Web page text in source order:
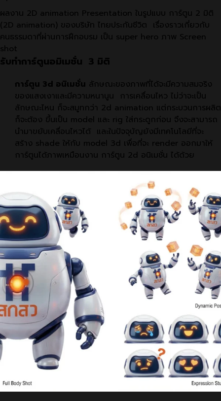
ผลงาน 2D animation Presentation ในรูปแบบ การ์ตูน 2 มิติ
(2D animation) ของบริษัท ไทยประกันชีวิต เรื่องราวเกี่ยวกับ
คนธรรมดาที่ผ่านการฝึกอบรม เป็น super hero ภาพ Screen
shot
รับทำการ์ตูนอมิเมชั่น 3 มิติ
การ์ตูน 3d อนิเมชั่น ลักษณะของภาพที่ได้จะมีความสมจริง
ของแสงเงาและมีความหนานูน การเคลื่อนไหว ไม่ว่าจะเป็น
ลักษณะไหน ก็จะสมูทกว่า 2d animation แต่กระบวนการผลิต
ก็จะต้อง ขึ้นเป็น model และ rig ใส่กระดูกก่อน จึงจะสามารถ
นำมาขยับเคลื่อนไหวได้ และในปัจจุบัญยังมีเทคโนโลยีที่จะ
สร้าง shade ให้กับ model 3d เพื่อที่จะ render ออกมาให้
การ์ตูนได้ภาพเหมือนงาน การ์ตูน 2d อนิเมชั่น ได้ด้วย